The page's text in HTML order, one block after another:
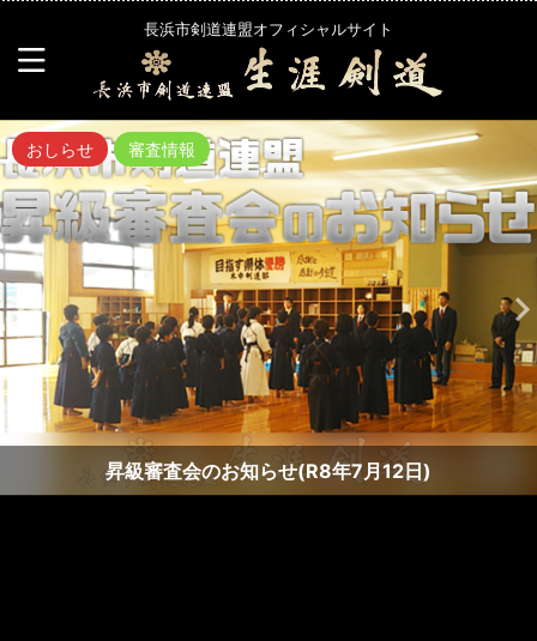
長浜市剣道連盟オフィシャルサイト
おしらせ 審査情報
昇級審査会のお知らせ(R8年7月12日)